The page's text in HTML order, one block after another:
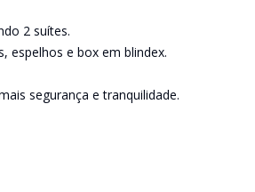
2 suítes.
espelhos e box em blindex.
segurança e tranquilidade.